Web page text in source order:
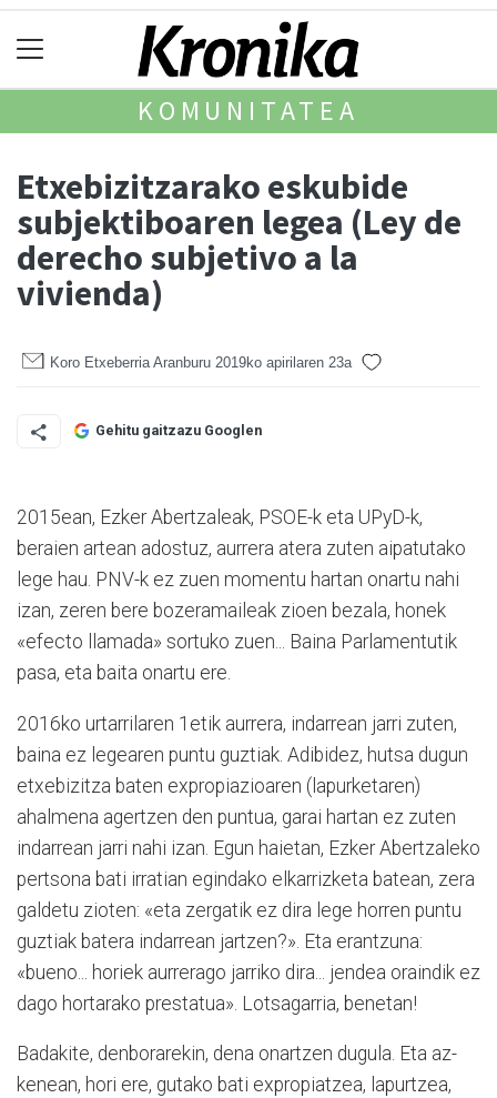
KOMUNITATEA
Etxebizitzarako eskubide
subjektiboaren legea (Ley de
derecho subjetivo a la
vivienda)
Koro Etxeberria Aranburu 2019ko apirilaren 23a
Gehitu gaitzazu Googlen
2015ean, Ezker Abertzaleak, PSOE-k eta UPyD-k,
beraien artean adostuz, aurrera atera zuten aipatutako
lege hau. PNV-k ez zuen momentu hartan onartu nahi
izan, zeren bere bozeramaileak zioen be­zala, honek
«efecto llamada» sortuko zuen... Baina Parla­mentutik
pasa, eta baita onartu ere.
2016ko urtarrilaren 1etik aurrera, indarrean jarri zuten,
baina ez legearen puntu guztiak. Adibidez, hutsa dugun
etxebizitza baten expropiazioaren (lapurketaren)
ahalmena agertzen den puntua, garai hartan ez zuten
indarrean jarri nahi izan. Egun haietan, Ezker Abertzaleko
pertsona bati irratian egindako elkarrizketa batean, zera
galdetu zioten: «eta zergatik ez dira lege horren puntu
guztiak batera indarrean jartzen?». Eta erantzuna:
«bueno... ho­riek aurrerago jarriko dira... jendea oraindik ez
dago hortarako prestatua». Lotsagarria, benetan!
Badakite, denborarekin, de­­na onartzen dugula. Eta az­
kenean, hori ere, gutako bati ex­propiatzea, lapurtzea,